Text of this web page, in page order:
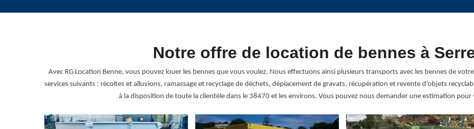
Notre offre de location de bennes à
Avec RG Location Benne, vous pouvez louer les bennes que vous voulez. Nous effectuons ainsi plusieurs transports avec les bennes de
services suivants : récoltes et alluvions, ramassage et recyclage de déchets, déplacement de gravats, récupération et revente d’objets
à la disposition de toute la clientèle dans le 38470 et les environs. Vous pouvez nous demander une estimation pour